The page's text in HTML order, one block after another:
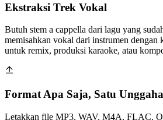
Ekstraksi Trek Vokal
Butuh stem a cappella dari lagu yang
memisahkan vokal dari instrumen dengan
untuk remix, produksi karaoke, atau
Format Apa Saja, Satu
Letakkan file MP3, WAV, M4A, FLAC,